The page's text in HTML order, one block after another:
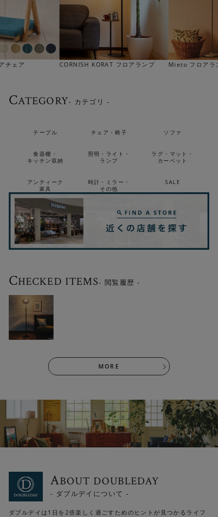
は都会的な雰囲気をもたらします。
暮らしにフロアランプを取り入れると、間接照明によって
スタイリッシュなデザインは消灯時もインテリアアイテム
として部屋のアクセントになります。
CORNISH KORAT フロアランプ Mieto フロアランプ
CATEGORY- カテゴリ -
テーブル チェア・椅子 ソファ
食器棚・
キッチン収納
照明・ライト・
ランプ
ラグ・マット・
カーペット
アンティーク
家具
時計・ミラー・
その他
SALE
CHECKED ITEMS- 閲覧履歴 -
MORE
ABOUT DOUBLEDAY
- ダブルデイについて -
ダブルデイは1日を2倍楽しく過ごすためのヒントが見つかるライフ